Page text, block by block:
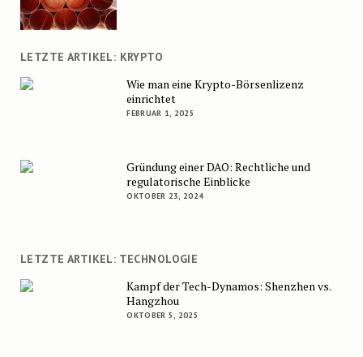
LETZTE ARTIKEL: KRYPTO
Wie man eine Krypto-Börsenlizenz
einrichtet
FEBRUAR 1, 2025
Gründung einer DAO: Rechtliche und
regulatorische Einblicke
OKTOBER 23, 2024
LETZTE ARTIKEL: TECHNOLOGIE
Kampf der Tech-Dynamos: Shenzhen vs.
Hangzhou
OKTOBER 5, 2025